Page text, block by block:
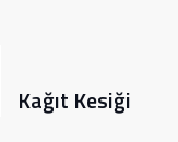
Kağıt Kesiği